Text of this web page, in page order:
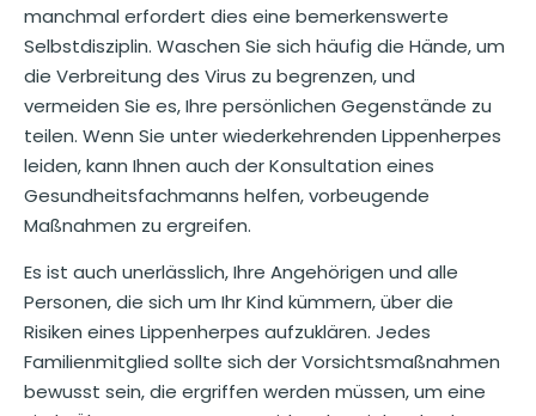
manchmal erfordert dies eine bemerkenswerte
Selbstdisziplin. Waschen Sie sich häufig die Hände, um
die Verbreitung des Virus zu begrenzen, und
vermeiden Sie es, Ihre persönlichen Gegenstände zu
teilen. Wenn Sie unter wiederkehrenden Lippenherpes
leiden, kann Ihnen auch der Konsultation eines
Gesundheitsfachmanns helfen, vorbeugende
Maßnahmen zu ergreifen.
Es ist auch unerlässlich, Ihre Angehörigen und alle
Personen, die sich um Ihr Kind kümmern, über die
Risiken eines Lippenherpes aufzuklären. Jedes
Familienmitglied sollte sich der Vorsichtsmaßnahmen
bewusst sein, die ergriffen werden müssen, um eine